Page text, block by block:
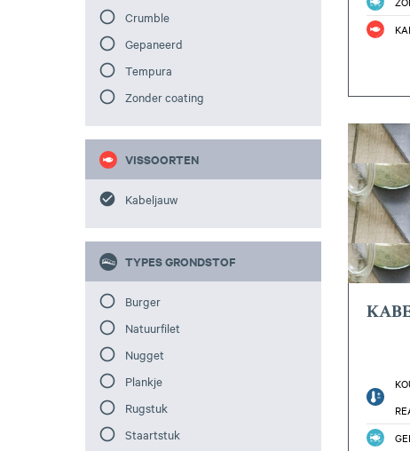
Crumble
Gepaneerd
Tempura
Zonder coating
VISSOORTEN
Kabeljauw
TYPES GRONDSTOF
Burger
Natuurfilet
Nugget
Plankje
Rugstuk
Staartstuk